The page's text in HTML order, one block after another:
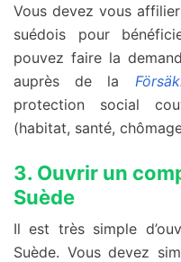
Vous devez vous
suédois pour
pouvez faire la
auprès de la
protection social
(habitat, santé,
3. Ouvrir un
Suède
Il est très simple
Suède. Vous devez